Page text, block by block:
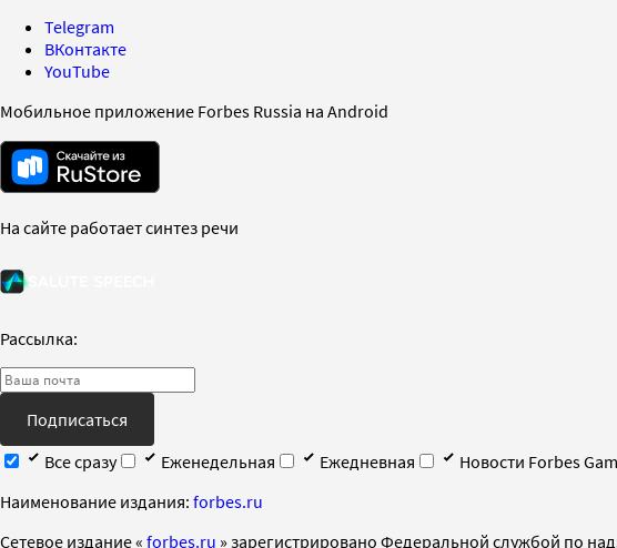
Telegram
ВКонтакте
YouTube
Мобильное приложение Forbes Russia на Android
На сайте работает синтез речи
Рассылка:
Подписаться
Все сразу
Еженедельная Ежедневная
Новости Forbes
Наименование издания: forbes.ru
Cетевое издание « forbes.ru » зарегистрировано Федеральной службой по